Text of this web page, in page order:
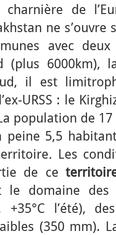
de
ne
avec
(plus 6000km),
il est
URSS : le
population de
peine 5,5
. Les
de ce
le domaine des
+35°C l’été),
(350 mm).